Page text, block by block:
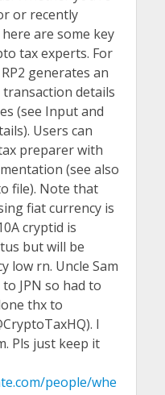
or recently
are some key
tax experts. For
generates an
details
(see Input and
Users can
preparer with
(see also
file). Note that
fiat currency is
cryptid is
but will be
low rn. Uncle Sam
JPN so had to
thx to
I
Pls just keep it
people/whe